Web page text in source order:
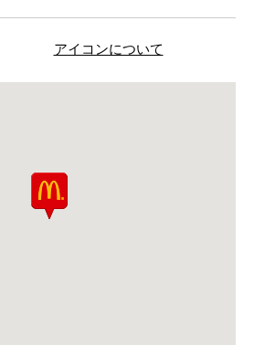
アイコンについて